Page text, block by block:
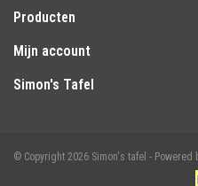
Producten
Mijn account
Simon's Tafel
© Copyright 2026 Simon's tafel - Powered